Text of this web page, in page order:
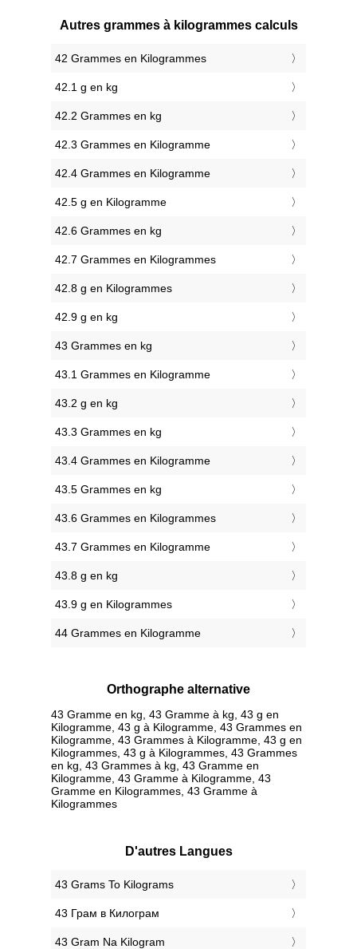
Autres grammes à kilogrammes calculs
42 Grammes en Kilogrammes
42.1 g en kg
42.2 Grammes en kg
42.3 Grammes en Kilogramme
42.4 Grammes en Kilogramme
42.5 g en Kilogramme
42.6 Grammes en kg
42.7 Grammes en Kilogrammes
42.8 g en Kilogrammes
42.9 g en kg
43 Grammes en kg
43.1 Grammes en Kilogramme
43.2 g en kg
43.3 Grammes en kg
43.4 Grammes en Kilogramme
43.5 Grammes en kg
43.6 Grammes en Kilogrammes
43.7 Grammes en Kilogramme
43.8 g en kg
43.9 g en Kilogrammes
44 Grammes en Kilogramme
Orthographe alternative
43 Gramme en kg, 43 Gramme à kg, 43 g en
Kilogramme, 43 g à Kilogramme, 43 Grammes en
Kilogramme, 43 Grammes à Kilogramme, 43 g en
Kilogrammes, 43 g à Kilogrammes, 43 Grammes
en kg, 43 Grammes à kg, 43 Gramme en
Kilogramme, 43 Gramme à Kilogramme, 43
Gramme en Kilogrammes, 43 Gramme à
Kilogrammes
D'autres Langues
‎43 Grams To Kilograms
‎43 Грам в Килограм
‎43 Gram Na Kilogram